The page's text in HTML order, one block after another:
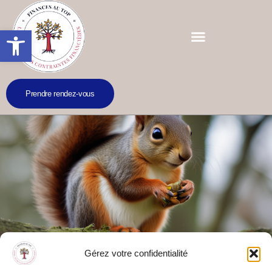
Gérez votre confidentialité
Ouvrir la barre d’outils
Prendre rendez-vous